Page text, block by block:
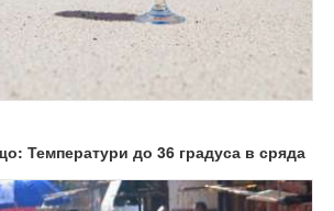
Температури до 36 градуса в сряда